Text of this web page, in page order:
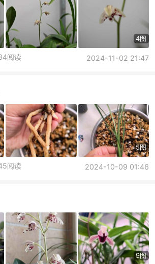
4图
2024-11-02 21:47
阅读
5图
2024-10-09 01:46
阅读
9图